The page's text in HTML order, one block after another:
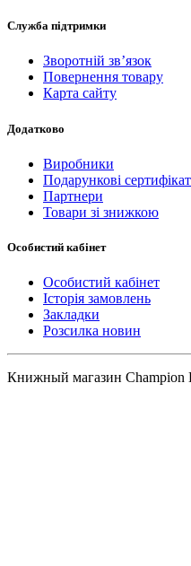
Служба підтримки
Зворотній зв’язок
Повернення товару
Карта сайту
Додатково
Виробники
Подарункові
Партнери
Товари зі знижкою
Особистий кабінет
Особистий кабінет
Історія замовлень
Закладки
Розсилка новин
Книжный магазин Champion